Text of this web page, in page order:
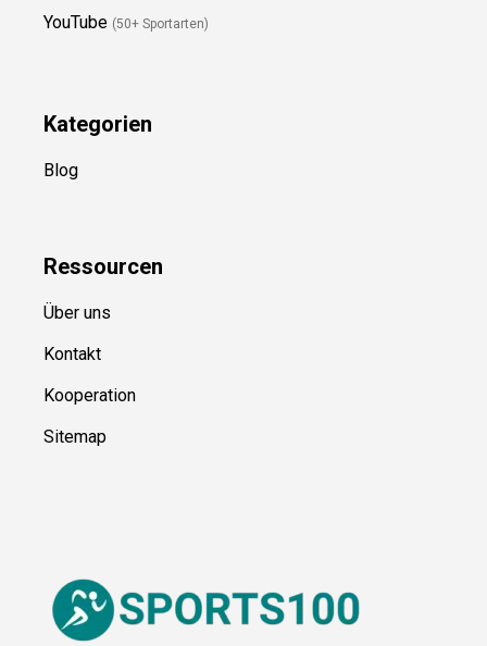
YouTube (50+ Sportarten)
Kategorien
Blog
Ressourcen
Über uns
Kontakt
Kooperation
Sitemap